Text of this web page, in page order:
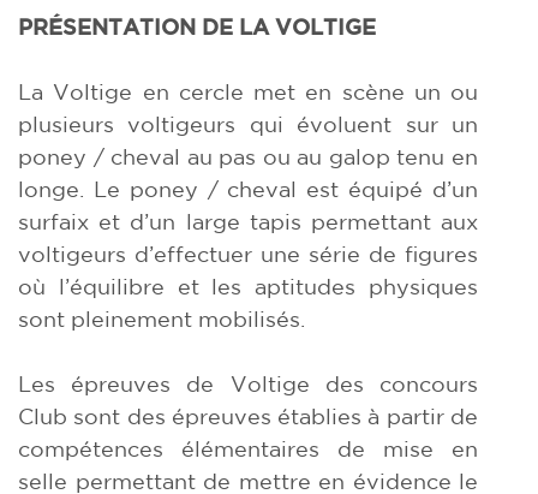
PRÉSENTATION DE LA VOLTIGE
La Voltige en cercle met en scène un ou
plusieurs voltigeurs qui évoluent sur un
poney / cheval au pas ou au galop tenu en
longe. Le poney / cheval est équipé d’un
surfaix et d’un large tapis permettant aux
voltigeurs d’effectuer une série de figures
où l’équilibre et les aptitudes physiques
sont pleinement mobilisés.
Les épreuves de Voltige des concours
Club sont des épreuves établies à partir de
compétences élémentaires de mise en
selle permettant de mettre en évidence le